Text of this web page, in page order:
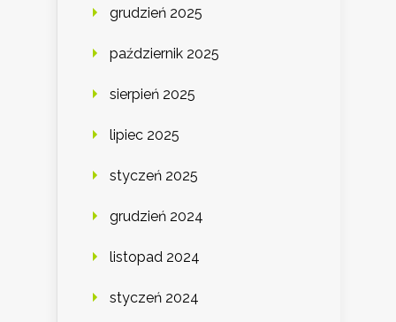
grudzień 2025
październik 2025
sierpień 2025
lipiec 2025
styczeń 2025
grudzień 2024
listopad 2024
styczeń 2024